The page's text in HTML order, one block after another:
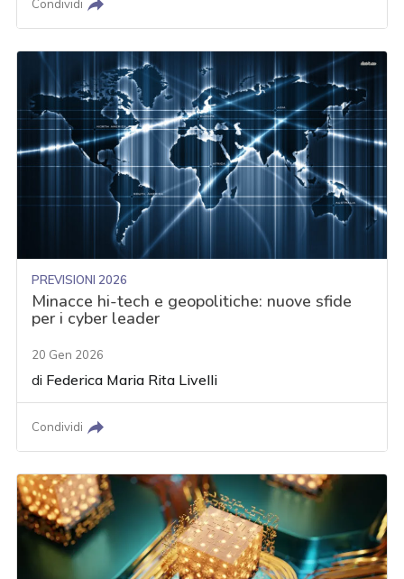
Condividi
PREVISIONI 2026
Minacce hi-tech e geopolitiche: nuove sfide
per i cyber leader
20 Gen 2026
di Federica Maria Rita Livelli
Condividi